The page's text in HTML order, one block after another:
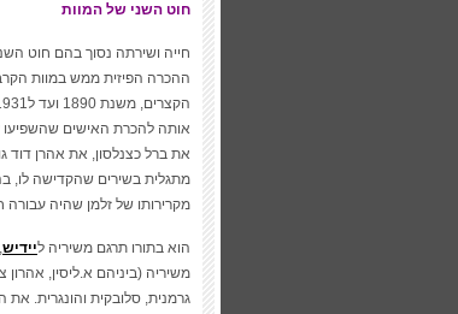
חוט השני של המוות
חייה ושירתה נסוך בהם חוט
ההכרה הפיזית ממש במוות
אותה להכרת האישים שהשפיעו
את ברל כצנלסון, את אהרן דוד
מתגלית בשירים שהקדישה לו,
מקרירותו של זלמן שהיה עבורה
הוא בתורו תרגם משיריה ליידיש
משיריה (ביניהם א.ליסין, אהרון
גרמנית, סלובקית והונגרית.